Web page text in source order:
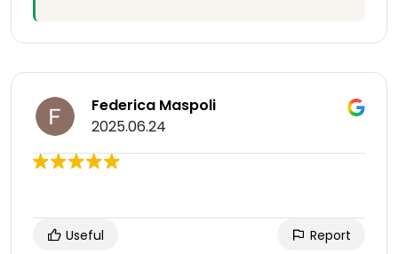
Federica Maspoli
2025.06.24
Useful Report